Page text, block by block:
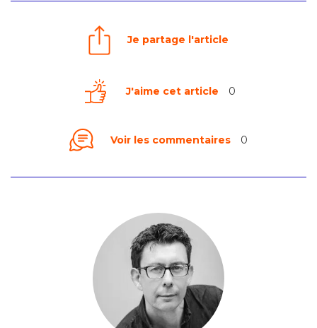
Je partage l'article
J'aime cet article 0
Voir les commentaires 0